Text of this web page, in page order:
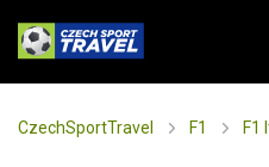
CzechSportTravel F1 F1